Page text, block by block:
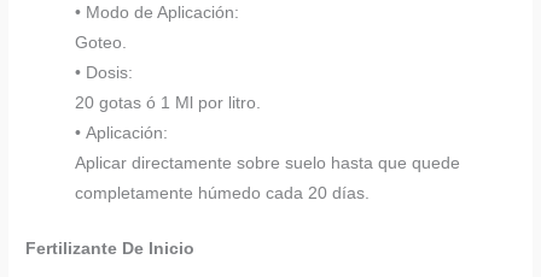
• Modo de Aplicación:
Goteo.
• Dosis:
20 gotas ó 1 Ml por litro.
• Aplicación:
Aplicar directamente sobre suelo hasta que quede
completamente húmedo cada 20 días.
Fertilizante De Inicio